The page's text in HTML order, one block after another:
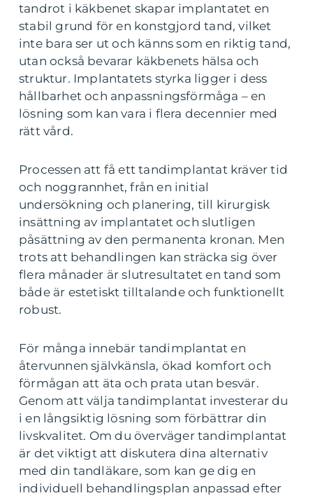
tandrot i käkbenet skapar implantatet en
stabil grund för en konstgjord tand, vilket
inte bara ser ut och känns som en riktig tand,
utan också bevarar käkbenets hälsa och
struktur. Implantatets styrka ligger i dess
hållbarhet och anpassningsförmåga – en
lösning som kan vara i flera decennier med
rätt vård.
Processen att få ett tandimplantat kräver tid
och noggrannhet, från en initial
undersökning och planering, till kirurgisk
insättning av implantatet och slutligen
påsättning av den permanenta kronan. Men
trots att behandlingen kan sträcka sig över
flera månader är slutresultatet en tand som
både är estetiskt tilltalande och funktionellt
robust.
För många innebär tandimplantat en
återvunnen självkänsla, ökad komfort och
förmågan att äta och prata utan besvär.
Genom att välja tandimplantat investerar du
i en långsiktig lösning som förbättrar din
livskvalitet. Om du överväger tandimplantat
är det viktigt att diskutera dina alternativ
med din tandläkare, som kan ge dig en
individuell behandlingsplan anpassad efter